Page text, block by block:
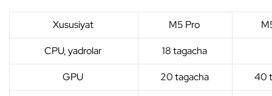
Xususiyat M5 Pro
CPU, yadrolar 18 tagacha
GPU 20 tagacha 40